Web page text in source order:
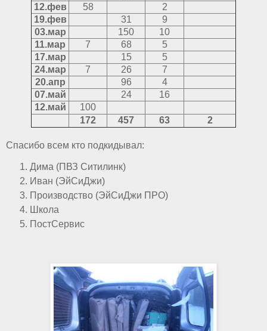
12.фев
58
2
19.фев
31
9
03.мар
150
10
11.мар
7 68
5
17.мар
15
5
24.мар
7 26
7
20.апр
96
4
07.май
24
16
12.май
100
172
457 63 2
Спасибо всем кто подкидывал:
Дима (ПВЗ Ситилинк)
Иван (ЭйСиДжи)
Производство (ЭйСиДжи ПРО)
Школа
ПостСервис